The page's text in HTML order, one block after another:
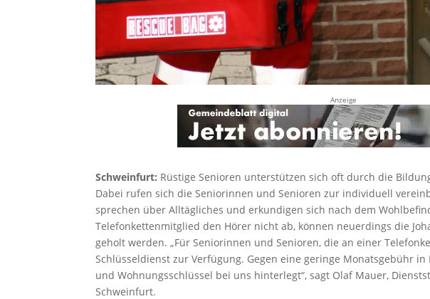
Anzeige
Schweinfurt: Rüstige Senioren unterstützen sich oft durch die
Dabei rufen sich die Seniorinnen und Senioren zur individuell
sprechen über Alltägliches und erkundigen sich nach dem
Telefonkettenmitglied den Hörer nicht ab, können neuerdings die
geholt werden. „Für Seniorinnen und Senioren, die an einer
Schlüsseldienst zur Verfügung. Gegen eine geringe Monatsgebühr
und Wohnungsschlüssel bei uns hinterlegt“, sagt Olaf Mauer,
Schweinfurt.